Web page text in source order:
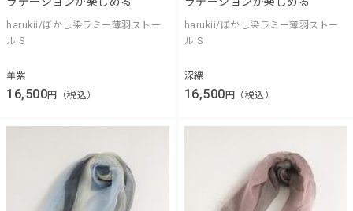
harukii/ぼかし染ラミー薄羽ストー
ル S
華紫
16,500円（税込）
harukii/ぼかし染ラミー薄羽ストー
ル S
深縹
16,500 円（税込）